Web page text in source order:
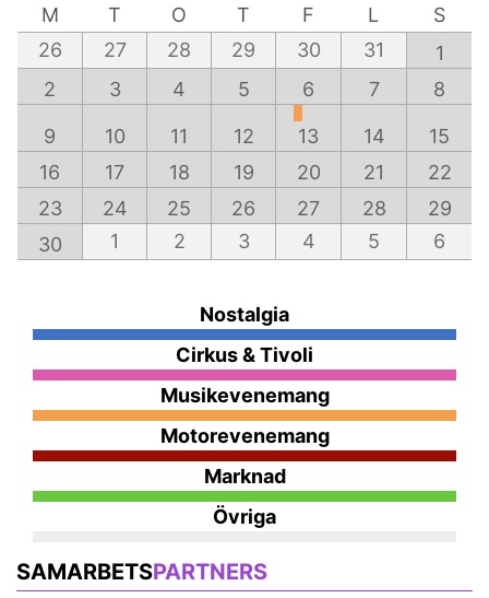
M
T O T F L
S
26
27 28 29 30 31
1
2
3 4 5 6 7 8
9 10 11 12 13 14
15
16
17 18 19 20 21
22
23
24 25 26 27 28
29
30
1 2 3 4 5 6
Nostalgia
Cirkus & Tivoli
Musikevenemang
Motorevenemang
Marknad
Övriga
SAMARBETSPARTNERS